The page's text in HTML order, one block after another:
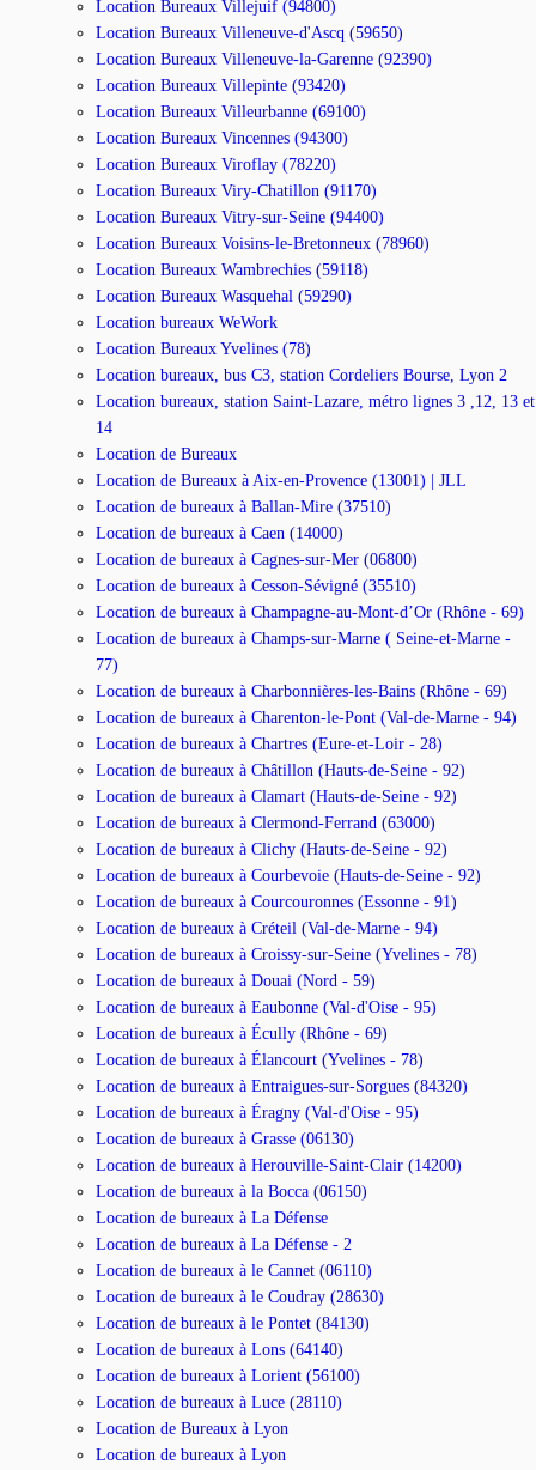
Location Bureaux Villejuif (94800)
Location Bureaux Villeneuve-d'Ascq (59650)
Location Bureaux Villeneuve-la-Garenne (92390)
Location Bureaux Villepinte (93420)
Location Bureaux Villeurbanne (69100)
Location Bureaux Vincennes (94300)
Location Bureaux Viroflay (78220)
Location Bureaux Viry-Chatillon (91170)
Location Bureaux Vitry-sur-Seine (94400)
Location Bureaux Voisins-le-Bretonneux (78960)
Location Bureaux Wambrechies (59118)
Location Bureaux Wasquehal (59290)
Location bureaux WeWork
Location Bureaux Yvelines (78)
Location bureaux, bus C3, station Cordeliers Bourse, Lyon 2
Location bureaux, station Saint-Lazare, métro lignes 3 ,12, 13 et
14
Location de Bureaux
Location de Bureaux à Aix-en-Provence (13001) | JLL
Location de bureaux à Ballan-Mire (37510)
Location de bureaux à Caen (14000)
Location de bureaux à Cagnes-sur-Mer (06800)
Location de bureaux à Cesson-Sévigné (35510)
Location de bureaux à Champagne-au-Mont-d’Or (Rhône - 69)
Location de bureaux à Champs-sur-Marne ( Seine-et-Marne -
77)
Location de bureaux à Charbonnières-les-Bains (Rhône - 69)
Location de bureaux à Charenton-le-Pont (Val-de-Marne - 94)
Location de bureaux à Chartres (Eure-et-Loir - 28)
Location de bureaux à Châtillon (Hauts-de-Seine - 92)
Location de bureaux à Clamart (Hauts-de-Seine - 92)
Location de bureaux à Clermond-Ferrand (63000)
Location de bureaux à Clichy (Hauts-de-Seine - 92)
Location de bureaux à Courbevoie (Hauts-de-Seine - 92)
Location de bureaux à Courcouronnes (Essonne - 91)
Location de bureaux à Créteil (Val-de-Marne - 94)
Location de bureaux à Croissy-sur-Seine (Yvelines - 78)
Location de bureaux à Douai (Nord - 59)
Location de bureaux à Eaubonne (Val-d'Oise - 95)
Location de bureaux à Écully (Rhône - 69)
Location de bureaux à Élancourt (Yvelines - 78)
Location de bureaux à Entraigues-sur-Sorgues (84320)
Location de bureaux à Éragny (Val-d'Oise - 95)
Location de bureaux à Grasse (06130)
Location de bureaux à Herouville-Saint-Clair (14200)
Location de bureaux à la Bocca (06150)
Location de bureaux à La Défense
Location de bureaux à La Défense - 2
Location de bureaux à le Cannet (06110)
Location de bureaux à le Coudray (28630)
Location de bureaux à le Pontet (84130)
Location de bureaux à Lons (64140)
Location de bureaux à Lorient (56100)
Location de bureaux à Luce (28110)
Location de Bureaux à Lyon
Location de bureaux à Lyon